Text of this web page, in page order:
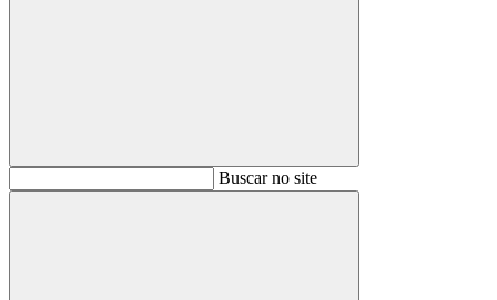
BuscarBuscar no site